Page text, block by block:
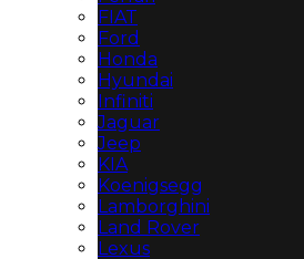
FIAT
Ford
Honda
Hyundai
Infiniti
Jaguar
Jeep
KIA
Koenigsegg
Lamborghini
Land Rover
Lexus